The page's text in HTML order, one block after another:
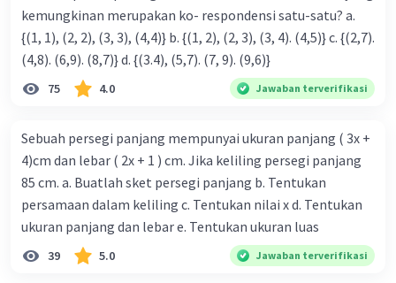
kemungkinan merupakan ko- respondensi satu-satu? a.
{(1, 1), (2, 2), (3, 3), (4,4)} b. {(1, 2), (2, 3), (3, 4). (4,5)} c. {(2,7).
(4,8). (6,9). (8,7)} d. {(3.4), (5,7). (7, 9). (9,6)}
75 4.0 Jawaban terverifikasi
Sebuah persegi panjang mempunyai ukuran panjang ( 3x +
4)cm dan lebar ( 2x + 1 ) cm. Jika keliling persegi panjang
85 cm. a. Buatlah sket persegi panjang b. Tentukan
persamaan dalam keliling c. Tentukan nilai x d. Tentukan
ukuran panjang dan lebar e. Tentukan ukuran luas
39 5.0 Jawaban terverifikasi